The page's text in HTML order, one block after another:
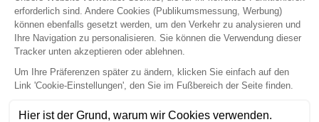
das bietet die Krankenhaus-Haftpflichtversicherung von
Relyens auf Basis des Claims-made-Modells.